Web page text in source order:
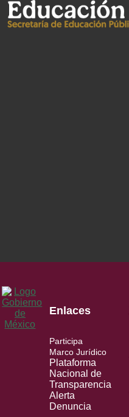
Enlaces
Participa
Marco Jurídico
Plataforma
Nacional de
Transparencia
Alerta
Denuncia